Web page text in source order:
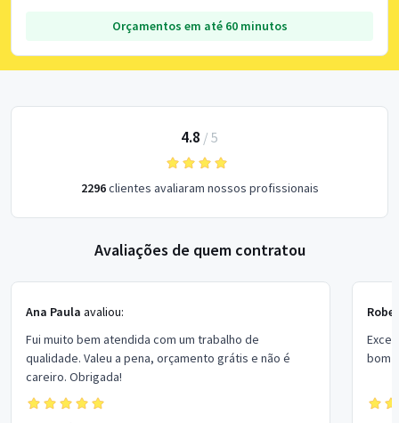
Orçamentos em até 60 minutos
4.8 / 5
2296clientes avaliaram nossos profissionais
Avaliações de quem contratou
Ana Paula avaliou:
Fui muito bem atendida com um trabalho de
qualidade. Valeu a pena, orçamento grátis e não é
careiro. Obrigada!
bom